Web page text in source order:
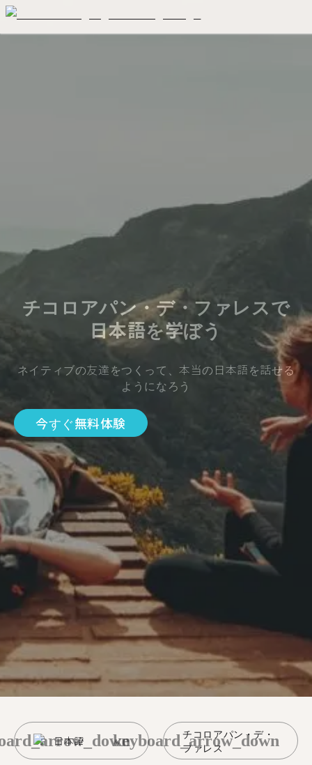
チコロアパン・デ・ファレスで
日本語を学ぼう
ネイティブの友達をつくって、本当の日本語を話せる
ようになろう
今すぐ無料体験
日本語
チコロアパン・デ・
ファレス
keyboard_arrow_down